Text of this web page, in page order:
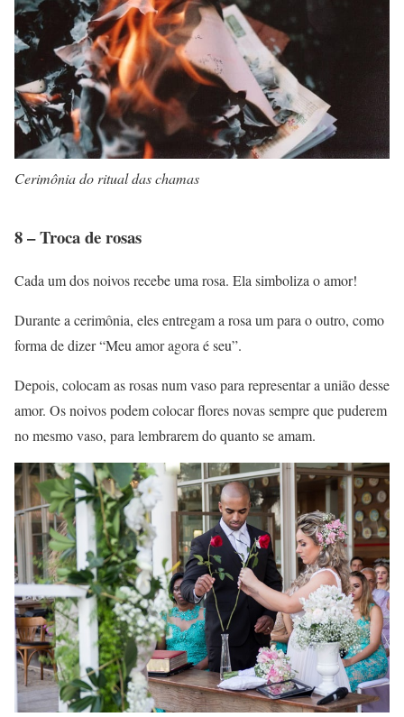
Cerimônia do ritual das chamas
8 – Troca de rosas
Cada um dos noivos recebe uma rosa. Ela simboliza o amor!
Durante a cerimônia, eles entregam a rosa um para o outro, como
forma de dizer “Meu amor agora é seu”.
Depois, colocam as rosas num vaso para representar a união desse
amor. Os noivos podem colocar flores novas sempre que puderem
no mesmo vaso, para lembrarem do quanto se amam.